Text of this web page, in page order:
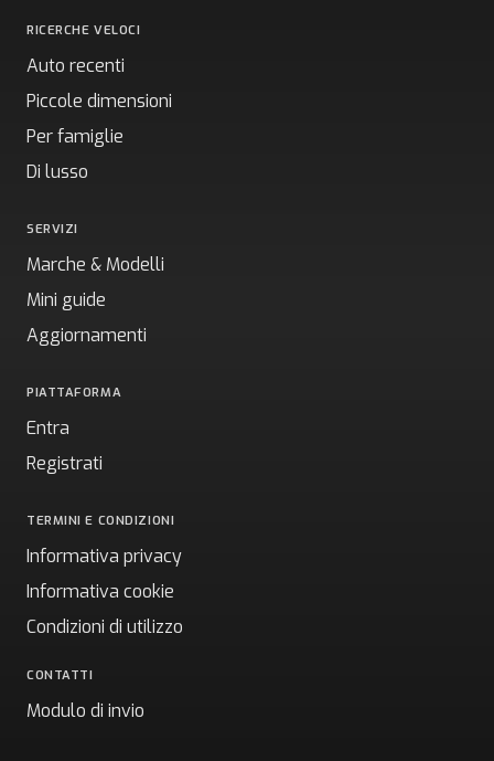
RICERCHE VELOCI
Auto recenti
Piccole dimensioni
Per famiglie
Di lusso
SERVIZI
Marche & Modelli
Mini guide
Aggiornamenti
PIATTAFORMA
Entra
Registrati
TERMINI E CONDIZIONI
Informativa privacy
Informativa cookie
Condizioni di utilizzo
CONTATTI
Modulo di invio